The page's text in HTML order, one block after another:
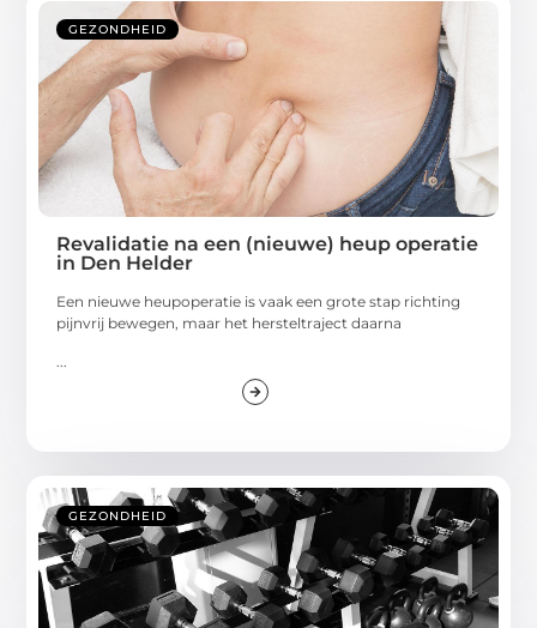
GEZONDHEID
Revalidatie na een (nieuwe) heup operatie
in Den Helder
Een nieuwe heupoperatie is vaak een grote stap richting
pijnvrij bewegen, maar het hersteltraject daarna
GEZONDHEID